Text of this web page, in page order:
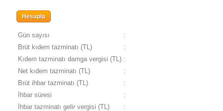
Gün sayısı
:
Brüt kıdem tazminatı (TL)
:
Kıdem tazminatı damga vergisi (TL) :
Net kıdem tazminatı (TL)
:
Brüt ihbar tazminatı (TL)
:
İhbar süresi
:
İhbar tazminatı gelir vergisi (TL)
: